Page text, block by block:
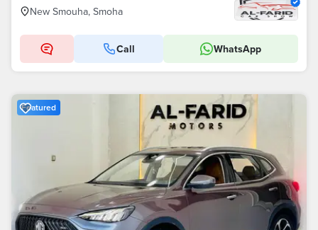
New Smouha, Smoha
Call WhatsApp
Featured